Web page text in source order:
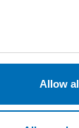
Allow